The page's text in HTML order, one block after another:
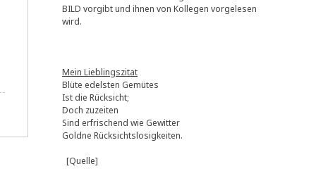
BILD vorgibt und ihnen von Kollegen vorgelesen
wird.
Mein Lieblingszitat
Blüte edelsten Gemütes
Ist die Rücksicht;
Doch zuzeiten
Sind erfrischend wie Gewitter
Goldne Rücksichtslosigkeiten.
[Quelle]